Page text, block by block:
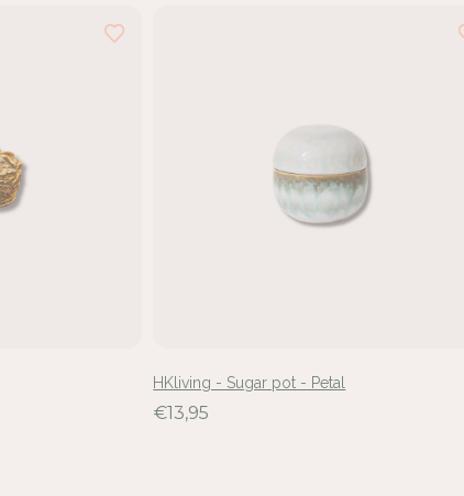
HKliving - Sugar pot - Petal
€13,95